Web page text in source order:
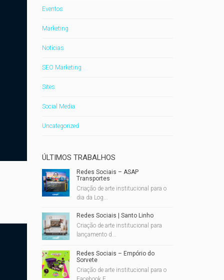
LogotipoPolvo Aquarismo
Criação de Logotipo da empresa Polvo
O Logotipo possibilita diversas aplicações em
papelaria, sinalização, materiais impressos e
Eventos
Marketing
Notícias
SEO Marketing
Sites
Social Media
Uncategorized
ÚLTIMOS TRABALHOS
Redes Sociais – ASAP
Transportes
Criação de arte institucional para o
dia da Log...
Redes Sociais | Santo Linho
Criação de arte institucional para
lançamento d...
Redes Sociais – Empório do
Sorvete
Criação de arte institucional para o